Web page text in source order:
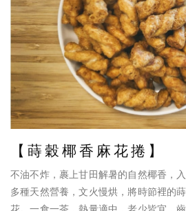
【蒔穀椰香麻花捲】
不油不炸，裹上甘田解暑的自然椰香，
多種天然營養，文火慢烘，將時節裡的